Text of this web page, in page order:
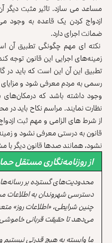
مساعد می سازد. تاثیر مثبت
ازدواج کردن یک قاعده به وجود
ضمانت اجرای دارد.
نکته ای مهم چگونگی تطبیق آن
زمینه‌های اجرایی این قانون توجه
تطبیق این آن این است که باید در
رسمی به مردم معرفی شود و
وجود داشته باشد که درمکان‌های
نظارت نمایند. مراسم نکاح باید در
از شرط‌ های الزامی و مهم ثبت
قانون به درستی معرفی نشود و
نشود، همانند صدها قانون دیگر
از روزنامه‌نگاری مستقل
محدودیت‌های گسترده بر
دسترسی شهروندان به اطلاعات
چنین شرایطی، «اطلاعات روز»
می‌دهد تا حقیقت قربانی
ما وابسته به هیچ قدرتی نیستیم